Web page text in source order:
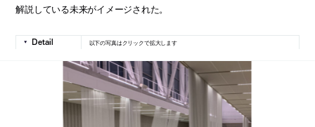
解説している未来がイメージされた。
以下の写真はクリックで拡大します